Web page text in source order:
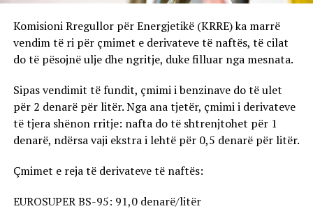
Komisioni Rregullor për Energjetikë (KRRE) ka marrë
vendim të ri për çmimet e derivateve të naftës, të cilat
do të pësojnë ulje dhe ngritje, duke filluar nga mesnata.
Sipas vendimit të fundit, çmimi i benzinave do të ulet
për 2 denarë për litër. Nga ana tjetër, çmimi i derivateve
të tjera shënon rritje: nafta do të shtrenjtohet për 1
denarë, ndërsa vaji ekstra i lehtë për 0,5 denarë për litër.
Çmimet e reja të derivateve të naftës:
EUROSUPER BS-95: 91,0 denarë/litër